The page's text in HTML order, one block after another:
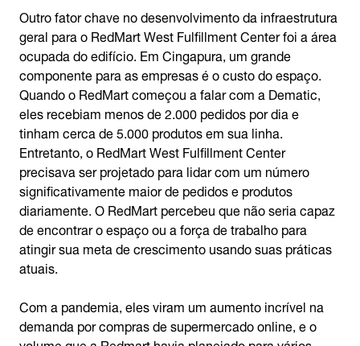
Outro fator chave no desenvolvimento da infraestrutura
geral para o RedMart West Fulfillment Center foi a área
ocupada do edifício. Em Cingapura, um grande
componente para as empresas é o custo do espaço.
Quando o RedMart começou a falar com a Dematic,
eles recebiam menos de 2.000 pedidos por dia e
tinham cerca de 5.000 produtos em sua linha.
Entretanto, o RedMart West Fulfillment Center
precisava ser projetado para lidar com um número
significativamente maior de pedidos e produtos
diariamente. O RedMart percebeu que não seria capaz
de encontrar o espaço ou a força de trabalho para
atingir sua meta de crescimento usando suas práticas
atuais.
Com a pandemia, eles viram um aumento incrível na
demanda por compras de supermercado online, e o